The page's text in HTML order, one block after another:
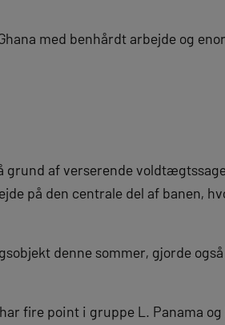
med benhårdt arbejde og
af verserende
på den centrale del af banen,
denne sommer, gjorde
fire point i gruppe L. Panama